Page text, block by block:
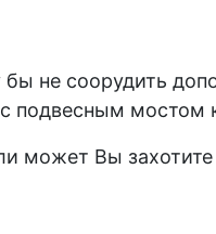
не соорудить
с подвесным мостом
может Вы